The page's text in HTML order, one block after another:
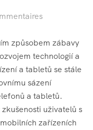
způsobem zábavy
technologií a
a tabletů se stále
sázení
a tabletů.
uživatelů s
zařízeních